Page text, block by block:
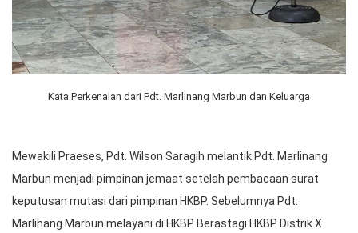
Kata Perkenalan dari Pdt. Marlinang Marbun dan Keluarga
Mewakili Praeses, Pdt. Wilson Saragih melantik Pdt. Marlinang
Marbun menjadi pimpinan jemaat setelah pembacaan surat
keputusan mutasi dari pimpinan HKBP. Sebelumnya Pdt.
Marlinang Marbun melayani di HKBP Berastagi HKBP Distrik X